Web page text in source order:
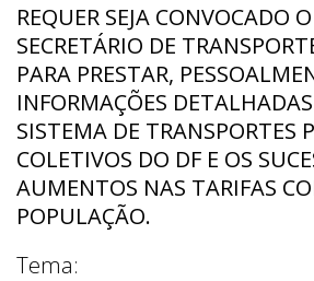
REQUER SEJA CONVOCADO
SECRETÁRIO DE
PARA PRESTAR,
INFORMAÇÕES
SISTEMA DE TRANSPORTES
COLETIVOS DO DF E OS
AUMENTOS NAS TARIFAS
POPULAÇÃO.
Tema: